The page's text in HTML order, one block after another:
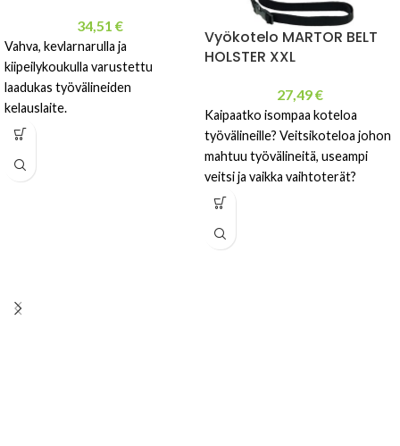
34,51 €
Vahva, kevlarnarulla ja
kiipeilykoukulla varustettu
laadukas työvälineiden
kelauslaite.
Vyökotelo MARTOR BELT
HOLSTER XXL
27,49€
Kaipaatko isompaa koteloa
työvälineille? Veitsikoteloa johon
mahtuu työvälineitä, useampi
veitsi ja vaikka vaihtoterät?